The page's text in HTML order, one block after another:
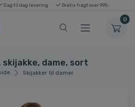
Dag til dag levering Gratis fragt over 999,-
0
skijakke, dame, sort
Skijakker til damer